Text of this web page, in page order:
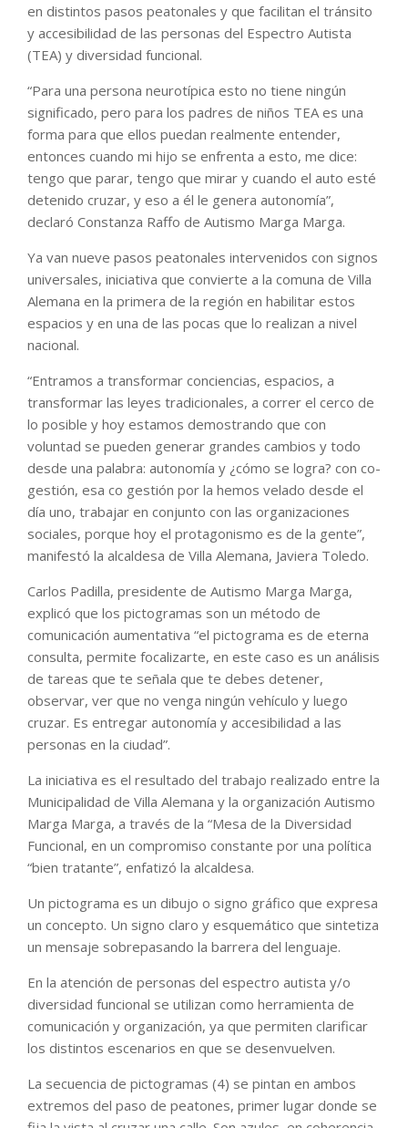
en distintos pasos peatonales y que facilitan el tránsito
y accesibilidad de las personas del Espectro Autista
(TEA) y diversidad funcional.
“Para una persona neurotípica esto no tiene ningún
significado, pero para los padres de niños TEA es una
forma para que ellos puedan realmente entender,
entonces cuando mi hijo se enfrenta a esto, me dice:
tengo que parar, tengo que mirar y cuando el auto esté
detenido cruzar, y eso a él le genera autonomía”,
declaró Constanza Raffo de Autismo Marga Marga.
Ya van nueve pasos peatonales intervenidos con signos
universales, iniciativa que convierte a la comuna de Villa
Alemana en la primera de la región en habilitar estos
espacios y en una de las pocas que lo realizan a nivel
nacional.
“Entramos a transformar conciencias, espacios, a
transformar las leyes tradicionales, a correr el cerco de
lo posible y hoy estamos demostrando que con
voluntad se pueden generar grandes cambios y todo
desde una palabra: autonomía y ¿cómo se logra? con co-
gestión, esa co gestión por la hemos velado desde el
día uno, trabajar en conjunto con las organizaciones
sociales, porque hoy el protagonismo es de la gente”,
manifestó la alcaldesa de Villa Alemana, Javiera Toledo.
Carlos Padilla, presidente de Autismo Marga Marga,
explicó que los pictogramas son un método de
comunicación aumentativa “el pictograma es de eterna
consulta, permite focalizarte, en este caso es un análisis
de tareas que te señala que te debes detener,
observar, ver que no venga ningún vehículo y luego
cruzar. Es entregar autonomía y accesibilidad a las
personas en la ciudad”.
La iniciativa es el resultado del trabajo realizado entre la
Municipalidad de Villa Alemana y la organización Autismo
Marga Marga, a través de la “Mesa de la Diversidad
Funcional, en un compromiso constante por una política
“bien tratante”, enfatizó la alcaldesa.
Un pictograma es un dibujo o signo gráfico que expresa
un concepto. Un signo claro y esquemático que sintetiza
un mensaje sobrepasando la barrera del lenguaje.
En la atención de personas del espectro autista y/o
diversidad funcional se utilizan como herramienta de
comunicación y organización, ya que permiten clarificar
los distintos escenarios en que se desenvuelven.
La secuencia de pictogramas (4) se pintan en ambos
extremos del paso de peatones, primer lugar donde se